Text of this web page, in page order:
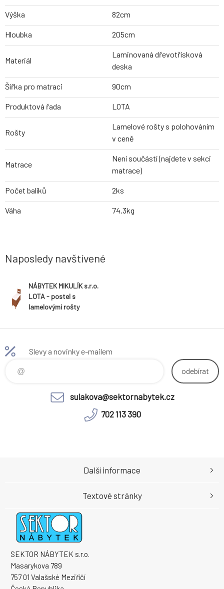
Výška 82cm
Hloubka 205cm
Materiál
Laminovaná dřevotřísková
deska
Šířka pro matraci 90cm
Produktová řada LOTA
Rošty
Lamelové rošty s polohováním
v ceně
Matrace
Není součástí (najdete v sekci
matrace)
Počet balíků 2ks
Váha 74.3kg
Naposledy navštívené
NÁBYTEK MIKULÍK s.r.o.
LOTA - postel s
lamelovými rošty
Slevy a novinky e-mailem
odebírat
sulakova@sektornabytek.cz
702 113 390
SEKTOR NÁBYTEK s.r.o.
Masarykova 789
757 01 Valašské Meziříčí
Další informace
Textové stránky